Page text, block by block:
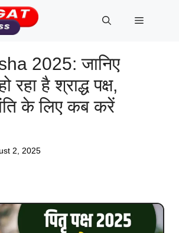
Menu
2025: जानिए
है श्राद्ध पक्ष,
के लिए कब करें
2, 2025